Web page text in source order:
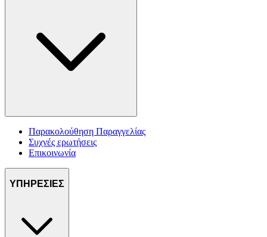
Παρακολούθηση Παραγγελίας
Συχνές ερωτήσεις
Επικοινωνία
ΥΠΗΡΕΣΙΕΣ